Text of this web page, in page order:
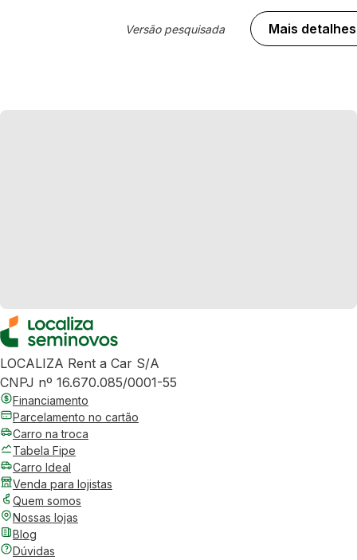
Versão pesquisada Mais detalhes
LOCALIZA Rent a Car S/A
CNPJ nº 16.670.085/0001-55
Financiamento
Parcelamento no cartão
Carro na troca
Tabela Fipe
Carro Ideal
Venda para lojistas
Quem somos
Nossas lojas
Blog
Dúvidas